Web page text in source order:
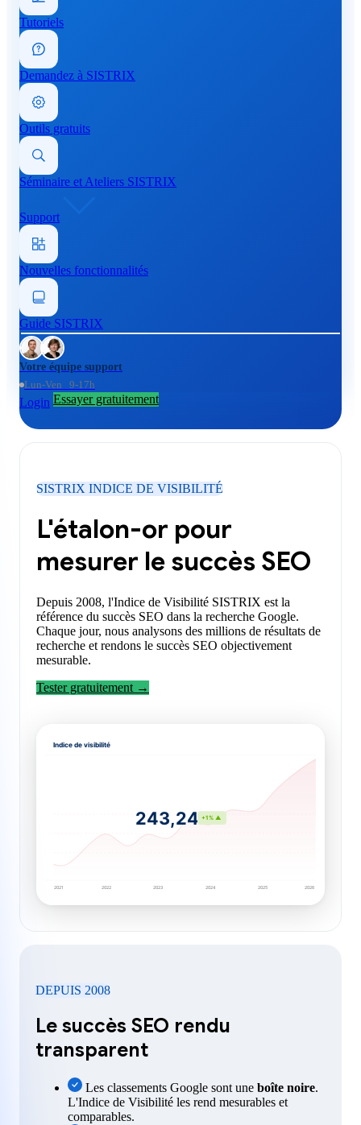
Tutoriels
Demandez à SISTRIX
Outils gratuits
Séminaire et Ateliers SISTRIX
Support
Nouvelles fonctionnalités
Guide SISTRIX
Votre équipe support
Lun-Ven 9-17h
Login Essayer gratuitement
SISTRIX INDICE DE VISIBILITÉ
L'étalon-or pour
mesurer le succès SEO
Depuis 2008, l'Indice de Visibilité SISTRIX est la
référence du succès SEO dans la recherche Google.
Chaque jour, nous analysons des millions de résultats de
recherche et rendons le succès SEO objectivement
mesurable.
Tester gratuitement →
Indice de visibilité
243,24 +1% ▲
2021 2022 2023 2024 2025 2026
DEPUIS 2008
Le succès SEO rendu
transparent
Les classements Google sont une boîte noire.
L'Indice de Visibilité les rend mesurables et
comparables.